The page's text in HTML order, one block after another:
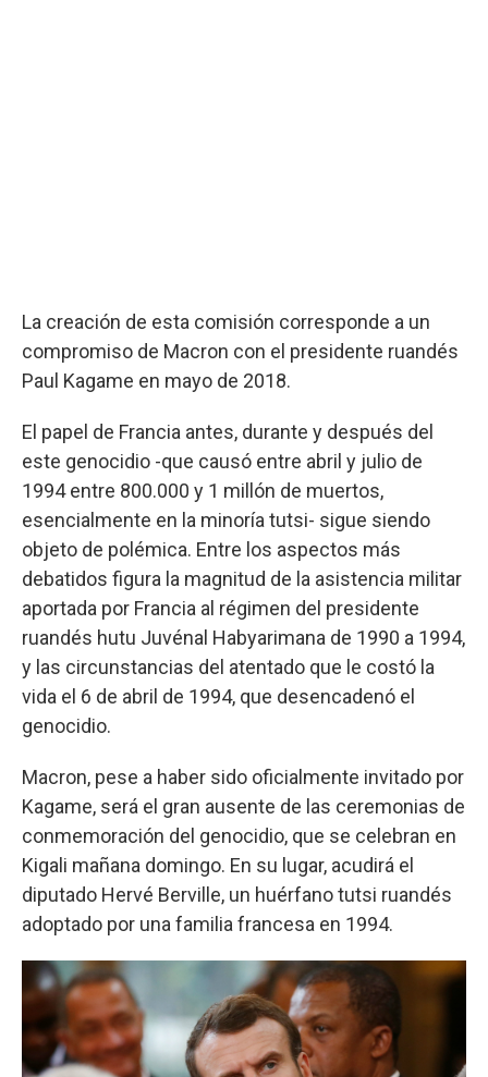
La creación de esta comisión corresponde a un
compromiso de Macron con el presidente ruandés
Paul Kagame en mayo de 2018.
El papel de Francia antes, durante y después del
este genocidio -que causó entre abril y julio de
1994 entre 800.000 y 1 millón de muertos,
esencialmente en la minoría tutsi- sigue siendo
objeto de polémica. Entre los aspectos más
debatidos figura la magnitud de la asistencia militar
aportada por Francia al régimen del presidente
ruandés hutu Juvénal Habyarimana de 1990 a 1994,
y las circunstancias del atentado que le costó la
vida el 6 de abril de 1994, que desencadenó el
genocidio.
Macron, pese a haber sido oficialmente invitado por
Kagame, será el gran ausente de las ceremonias de
conmemoración del genocidio, que se celebran en
Kigali mañana domingo. En su lugar, acudirá el
diputado Hervé Berville, un huérfano tutsi ruandés
adoptado por una familia francesa en 1994.